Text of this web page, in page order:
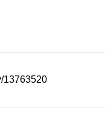
13763520